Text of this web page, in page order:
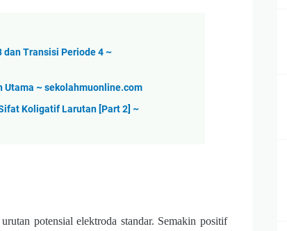
dan Transisi Periode 4 ~
Utama ~ sekolahmuonline.com
Koligatif Larutan [Part 2] ~
potensial elektroda standar. Semakin positif